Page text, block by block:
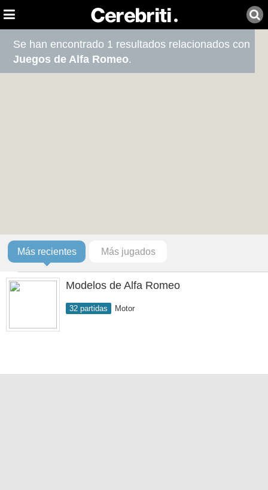
Se han encontrado 1 resultados relacionados con
Juegos de Alfa Romeo.
Más recientes Más jugados
Modelos de Alfa Romeo
32 partidas Motor